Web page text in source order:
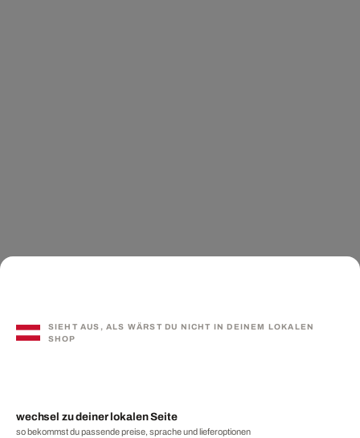
SIEHT AUS, ALS WÄRST DU NICHT IN DEINEM LOKALEN
SHOP
wechsel zu deiner lokalen Seite
so bekommst du passende preise, sprache und lieferoptionen